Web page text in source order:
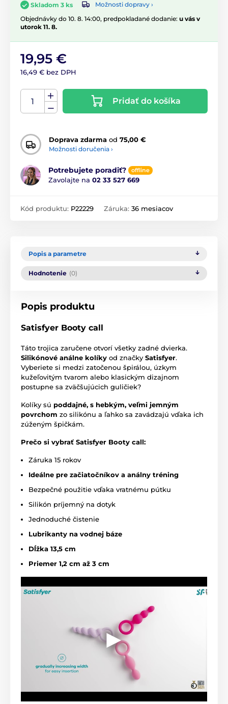
Skladom 3 ks
Možnosti dopravy ›
Objednávky do 10. 8. 14:00, predpokladané dodanie: u vás v
utorok 11. 8.
19,95 €
16,49 € bez DPH
Pridať do košíka
Doprava zdarma od 75,00 €
Možnosti doručenia ›
Potrebujete poradiť? offline
Zavolajte na 02 33 527 669
Kód produktu: P22229 Záruka: 36 mesiacov
Popis a parametre
Hodnotenie (0)
Popis produktu
Satisfyer Booty call
Táto trojica zaručene otvorí všetky zadné dvierka.
Silikónové análne kolíky od značky Satisfyer.
Vyberiete si medzi zatočenou špirálou, úzkym
kužeľovitým tvarom alebo klasickým dizajnom
postupne sa zväčšujúcich guličiek?
Kolíky sú poddajné, s hebkým, veľmi jemným
povrchom zo silikónu a ľahko sa zavádzajú vďaka ich
zúženým špičkám.
Prečo si vybrať Satisfyer Booty call:
Záruka 15 rokov
Ideálne pre začiatočníkov a análny tréning
Bezpečné použitie vďaka vratnému pútku
Silikón príjemný na dotyk
Jednoduché čistenie
Lubrikanty na vodnej báze
Dĺžka 13,5 cm
Priemer 1,2 cm až 3 cm